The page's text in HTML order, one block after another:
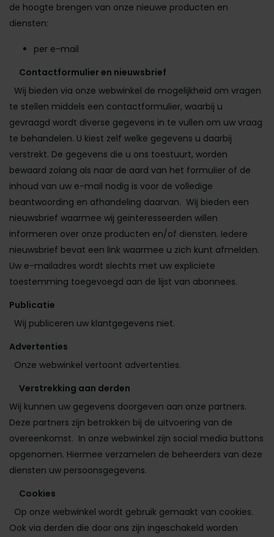
de hoogte brengen van onze nieuwe producten en
diensten:
per e-mail
Contactformulier en nieuwsbrief
Wij bieden via onze webwinkel de mogelijkheid om vragen
te stellen middels een contactformulier, waarbij u
gevraagd wordt diverse gegevens in te vullen om uw vraag
te behandelen. U kiest zelf welke gegevens u daarbij
verstrekt. De gegevens die u ons toestuurt, worden
bewaard zolang als naar de aard van het formulier of de
inhoud van uw e-mail nodig is voor de volledige
beantwoording en afhandeling daarvan. Wij bieden een
nieuwsbrief waarmee wij geïnteresseerden willen
informeren over onze producten en/of diensten. Iedere
nieuwsbrief bevat een link waarmee u zich kunt afmelden.
Uw e-mailadres wordt slechts met uw expliciete
toestemming toegevoegd aan de lijst van abonnees.
Publicatie
Wij publiceren uw klantgegevens niet.
Advertenties
Onze webwinkel vertoont advertenties.
Verstrekking aan derden
Wij kunnen uw gegevens doorgeven aan onze partners.
Deze partners zijn betrokken bij de uitvoering van de
overeenkomst. In onze webwinkel zijn social media buttons
opgenomen. Hiermee verzamelen de beheerders van deze
diensten uw persoonsgegevens.
Cookies
Op onze webwinkel wordt gebruik gemaakt van cookies.
Ook via derden die door ons zijn ingeschakeld worden